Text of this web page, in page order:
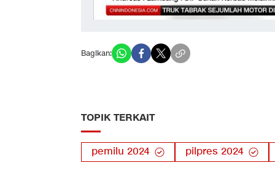
Bagikan:
TOPIK TERKAIT
pemilu 2024 pilpres 2024